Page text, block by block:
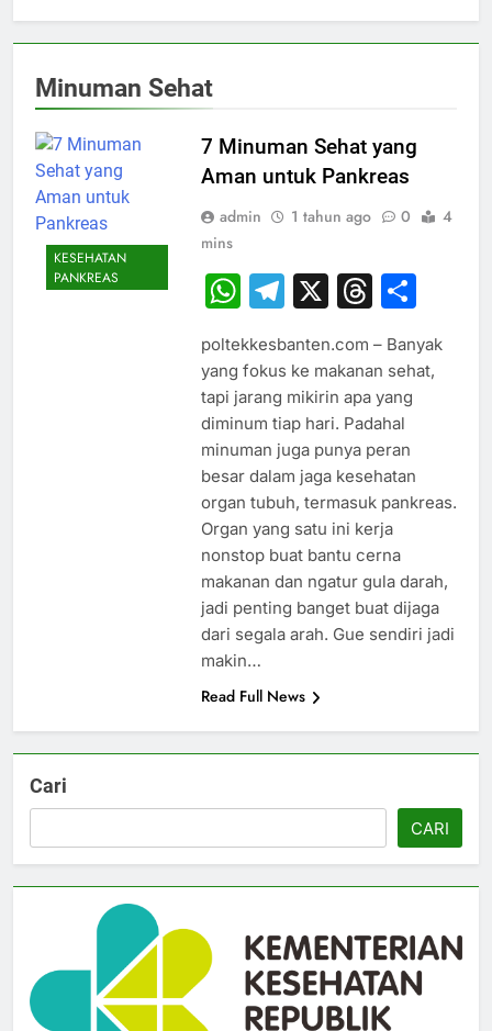
Minuman Sehat
KESEHATAN
PANKREAS
7 Minuman Sehat yang
Aman untuk Pankreas
admin 1 tahun ago 0
4
mins
WhatsApp
Telegram
X
poltekkesbanten.com – Banyak
yang fokus ke makanan sehat,
tapi jarang mikirin apa yang
diminum tiap hari. Padahal
minuman juga punya peran
besar dalam jaga kesehatan
organ tubuh, termasuk pankreas.
Organ yang satu ini kerja
nonstop buat bantu cerna
makanan dan ngatur gula darah,
jadi penting banget buat dijaga
dari segala arah. Gue sendiri jadi
makin…
Read Full News
Cari
CARI